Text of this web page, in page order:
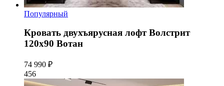
Популярный
Кровать двухъярусная лофт Волстрит
120x90 Вотан
74 990 ₽
456